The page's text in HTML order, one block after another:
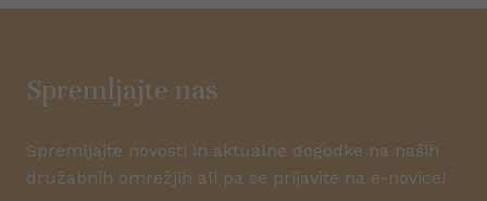
Spremljajte nas
Spremljajte novosti in aktualne dogodke na naših
družabnih omrežjih ali pa se prijavite na e-novice!